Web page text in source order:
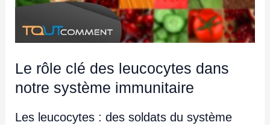
Le rôle clé des leucocytes dans
notre système immunitaire
Les leucocytes : des soldats du système